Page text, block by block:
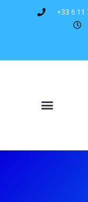
+33 6 11